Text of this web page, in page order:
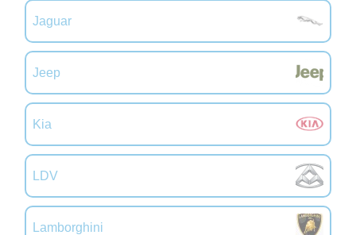
Jaguar
Jeep
Kia
LDV
Lamborghini